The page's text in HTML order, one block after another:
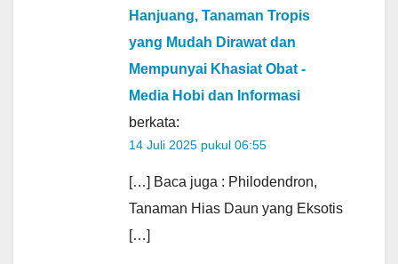
Hanjuang, Tanaman Tropis
yang Mudah Dirawat dan
Mempunyai Khasiat Obat -
Media Hobi dan Informasi
berkata:
14 Juli 2025 pukul 06:55
[…] Baca juga : Philodendron,
Tanaman Hias Daun yang Eksotis
[…]